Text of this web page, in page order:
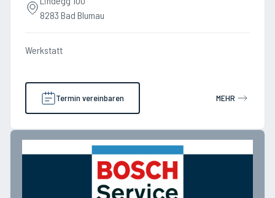
8283 Bad Blumau
Werkstatt
Termin vereinbaren MEHR